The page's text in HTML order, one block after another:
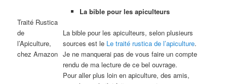
Traité Rustica
de
l’Apiculture,
chez Amazon
La bible pour les apiculteurs
La bible pour les apiculteurs, selon plusieurs
sources est le Le traité rustica de l’apiculture.
Je ne manquerai pas de vous faire un compte
rendu de ma lecture de ce bel ouvrage.
Pour aller plus loin en apiculture, des amis,